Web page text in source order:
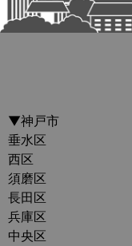
▼神戸市
垂水区
西区
須磨区
長田区
兵庫区
中央区